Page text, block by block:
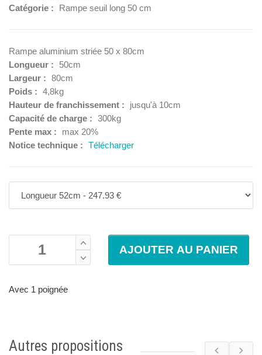
Catégorie :
Rampe seuil long 50 cm
Rampe aluminium striée 50 x 80cm
Longueur :
50cm
Largeur : 80cm
Poids : 4,8kg
Hauteur de franchissement :
jusqu'à 10cm
Capacité de charge : 300kg
Pente max :
max 20%
Notice technique : Télécharger
Avec 1 poignée
Autres propositions